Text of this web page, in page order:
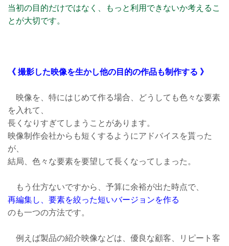
当初の目的だけではなく、もっと利用できないか考えるこ
とが大切です。
《 撮影した映像を生かし他の目的の作品も制作する 》
映像を、特にはじめて作る場合、どうしても色々な要素
を入れて、
長くなりすぎてしまうことがあります。
映像制作会社からも短くするようにアドバイスを貰った
が、
結局、色々な要素を要望して長くなってしまった。
もう仕方ないですから、予算に余裕が出た時点で、
再編集し、要素を絞った短いバージョンを作る
のも一つの方法です。
例えば製品の紹介映像などは、優良な顧客、リピート客